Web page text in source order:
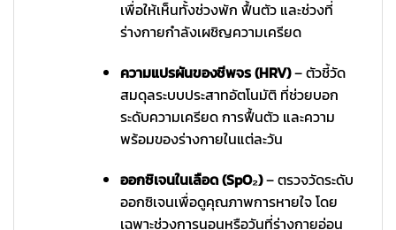
เพื่อให้เห็นทั้งช่วงพัก ฟื้นตัว และช่วงที่
ร่างกายกำลังเผชิญความเครียด
ความแปรผันของชีพจร (HRV)– ตัวชี้วัด
สมดุลระบบประสาทอัตโนมัติ ที่ช่วยบอก
ระดับความเครียด การฟื้นตัว และความ
พร้อมของร่างกายในแต่ละวัน
ออกซิเจนในเลือด (SpO₂)– ตรวจวัดระดับ
ออกซิเจนเพื่อดูคุณภาพการหายใจ โดย
เฉพาะช่วงการนอนหรือวันที่ร่างกายอ่อน